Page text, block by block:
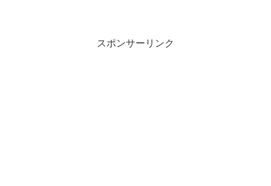
スポンサーリンク